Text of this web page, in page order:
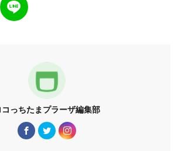
コっちたまプラーザ編集部